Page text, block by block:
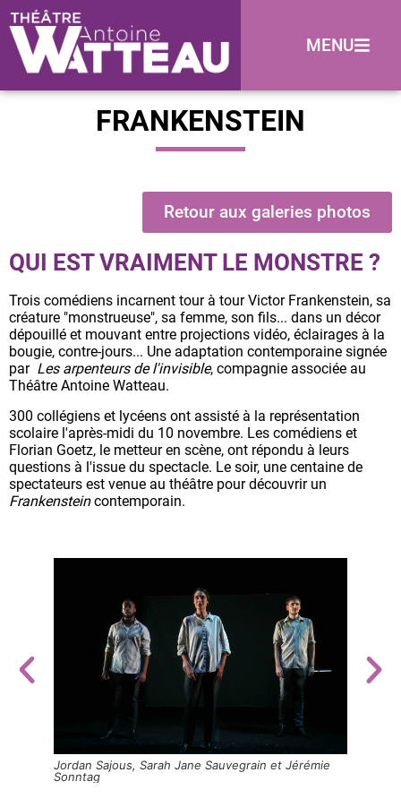
MENU
FRANKENSTEIN
Retour aux galeries photos
QUI EST VRAIMENT LE MONSTRE ?
Trois comédiens incarnent tour à tour Victor Frankenstein, sa
créature "monstrueuse", sa femme, son fils... dans un décor
dépouillé et mouvant entre projections vidéo, éclairages à la
bougie, contre-jours... Une adaptation contemporaine signée
par Les arpenteurs de l'invisible, compagnie associée au
Théâtre Antoine Watteau.
300 collégiens et lycéens ont assisté à la représentation
scolaire l'après-midi du 10 novembre. Les comédiens et
Florian Goetz, le metteur en scène, ont répondu à leurs
questions à l'issue du spectacle. Le soir, une centaine de
spectateurs est venue au théâtre pour découvrir un
Frankensteincontemporain.
Jordan Sajous, Sarah Jane Sauvegrain et Jérémie
Sonntag